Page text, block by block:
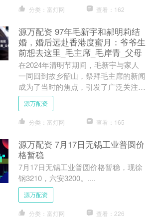
分类：富灯网 查看：162
源万配资 97年毛新宇和郝明莉结
婚，婚后远赴香港度蜜月：爷爷生
前想去这里_毛主席_毛岸青_父母
在2024年清明节期间，毛新宇与家人
一同回到故乡韶山，祭拜毛主席的新闻
成为了当时的焦点，引发了广泛关注。
每当人们听到这个名字，脑海中不自觉
地浮现出毛主席那崇高而....
源万配资
分类：富灯网 查看：165
源万配资 7月17日无锡工业普圆价
格暂稳
7月17日无锡工业普圆价格暂稳，现徐
钢3210，六安3200。....
源万配资
分类：富灯网 查看：226